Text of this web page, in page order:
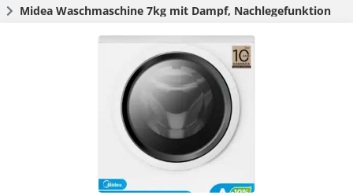
Midea Waschmaschine 7kg mit Dampf, Nachlegefunktion